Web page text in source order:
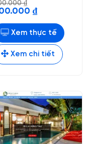
₫
₫.
₫Giá
hiện
tại
là:
600.000 ₫.
Xem thực tế
Xem chi tiết